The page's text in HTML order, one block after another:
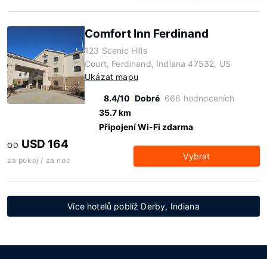
Comfort Inn Ferdinand
123 Scenic Hills
Court, Ferdinand, Indiana 47532, US
Ukázat mapu
8.4/10 Dobré 666 hodnoceních
35.7 km
Připojení Wi-Fi zdarma
OD USD 164
za pokoj / za noc Vybrat
Více hotelů poblíž Derby, Indiana